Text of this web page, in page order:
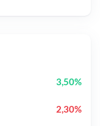
3,50%
2,30%